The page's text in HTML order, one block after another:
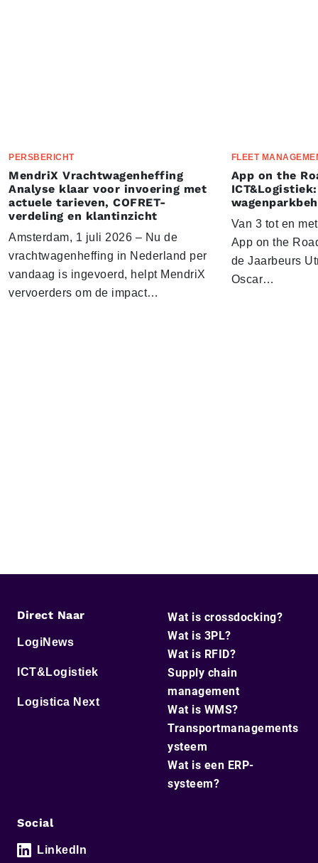
PERSBERICHT
MendriX Vrachtwagenheffing
Analyse klaar voor invoering met
actuele tarieven, COFRET-
verdeling en klantinzicht
Amsterdam, 1 juli 2026 – Nu de
vrachtwagenheffing in Nederland per
vandaag is ingevoerd, helpt MendriX
vervoerders om de impact…
FLEET
App on the
Van 3 tot en
App on the
de Jaarbeurs
Oscar…
Direct Naar
LogiNews
ICT&Logistiek
Logistica Next
Wat is crossdocking?
Wat is 3PL?
Wat is RFID?
Supply chain
management
Wat is WMS?
Transportmanagements
ysteem
Wat is een ERP-
systeem?
Social
LinkedIn